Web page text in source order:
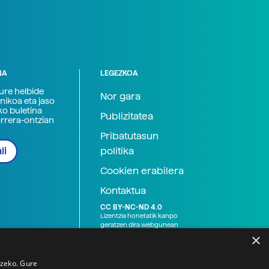
helbide
eta jaso
buletina
ontzian
LEGEZKOA
Nor gara
Publizitatea
Pribatutasun
politika
Cookien erabilera
Kontaktua
CC BY-NC-ND 4.0
Lizentzia honetatik kanpo
geratzen dira webgunean
×
Gure